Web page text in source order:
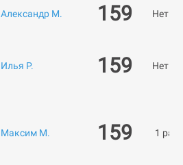
Александр М. 159 Нет
Илья Р. 159 Нет
Максим М. 159 1